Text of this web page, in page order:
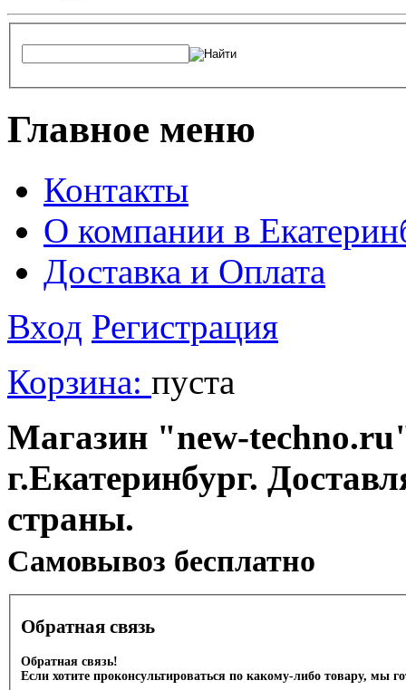
Главное меню
Контакты
О компании в
Доставка и Оплата
Вход Регистрация
Корзина: пуста
Магазин "new-
г.Екатеринбург.
страны.
Cамовывоз бесплатно
Обратная связь
Обратная связь!
Если хотите проконсультироваться по какому-либо товару, мы